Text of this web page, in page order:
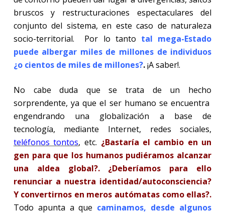
bruscos y restructuraciones espectaculares del
conjunto del sistema, en este caso de naturaleza
socio-territorial.
Por lo tanto tal mega-Estado
puede albergar miles de millones de individuos
¿o cientos de miles de millones?.¡A saber!.
No cabe duda que se trata de un hecho
sorprendente, ya que el ser humano se encuentra
engendrando una globalización a base de
tecnología, mediante Internet, redes sociales,
teléfonos tontos, etc. ¿Bastaría el cambio en un
gen para que los humanos pudiéramos alcanzar
una aldea global?. ¿Deberíamos para ello
renunciar a nuestra identidad/autoconsciencia?
Y convertirnos en meros autómatas como ellas?.
Todo apunta a que caminamos, desde algunos